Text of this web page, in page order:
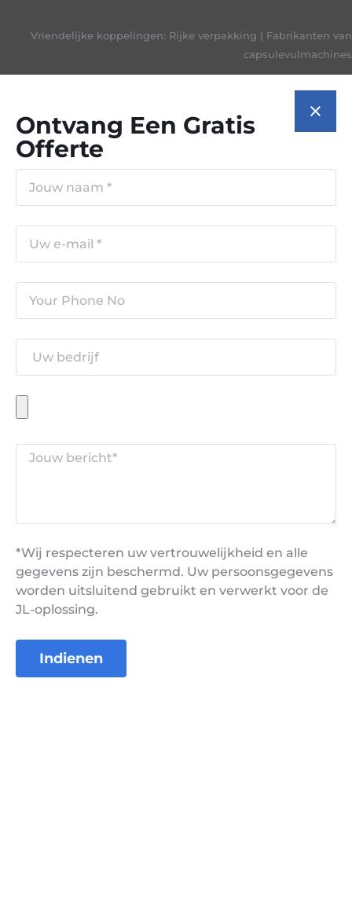
Vriendelijke koppelingen: Rijke verpakking | Fabrikanten van
capsulevulmachines
Ontvang Een Gratis
Offerte
*Wij respecteren uw vertrouwelijkheid en alle
gegevens zijn beschermd. Uw persoonsgegevens
worden uitsluitend gebruikt en verwerkt voor de
JL-oplossing.
Indienen